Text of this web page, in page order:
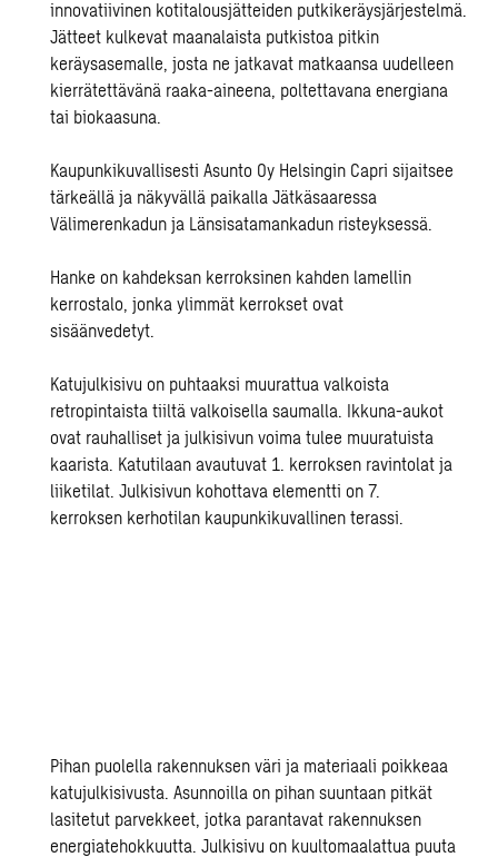
innovatiivinen kotitalousjätteiden putkikeräysjärjestelmä.
Jätteet kulkevat maanalaista putkistoa pitkin
keräysasemalle, josta ne jatkavat matkaansa uudelleen
kierrätettävänä raaka-aineena, poltettavana energiana
tai biokaasuna.
Kaupunkikuvallisesti Asunto Oy Helsingin Capri sijaitsee
tärkeällä ja näkyvällä paikalla Jätkäsaaressa
Välimerenkadun ja Länsisatamankadun risteyksessä.
Hanke on kahdeksan kerroksinen kahden lamellin
kerrostalo, jonka ylimmät kerrokset ovat
sisäänvedetyt
Katujulkisivu on puhtaaksi muurattua valkoista
retropintaista tiiltä valkoisella saumalla. Ikkuna-aukot
ovat rauhalliset ja julkisivun voima tulee muuratuista
kaarista. Katutilaan avautuvat 1. kerroksen ravintolat ja
liiketilat. Julkisivun kohottava elementti on 7.
kerroksen kerhotilan kaupunkikuvallinen terassi.
Pihan puolella rakennuksen väri ja materiaali poikkeaa
katujulkisivusta . Asunnoilla on pihan suuntaan pitkät
lasitetut parvekkeet, jotka parantavat rakennuksen
energiatehokkuutta. Julkisivu on kuultomaalattua puuta